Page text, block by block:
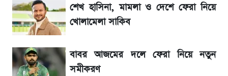
মেসির জীবনে নেমে এলো শোকের ছায়া
La Liga 2026-2027: সর্বশেষ পয়েন্ট টেবিল ও
খবর
শেখ হাসিনা, মামলা ও দেশে ফেরা নিয়ে
খোলামেলা সাকিব
বাবর আজমের দলে ফেরা নিয়ে নতুন
সমীকরণ